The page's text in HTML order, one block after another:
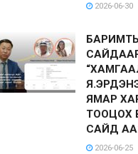
2026-06-30
ЯМАР
ТООЦОХ
САЙД
2026-06-25